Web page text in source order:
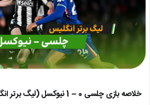
خلاصه بازی چلسی 0 – 1 نیوکسل (لیگ برتر انگلیس)